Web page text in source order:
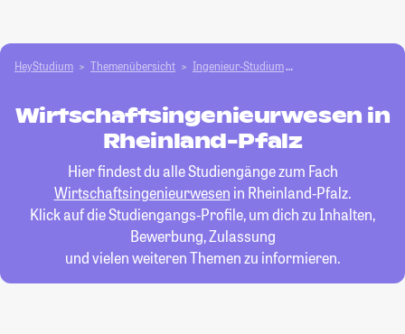
HeyStudium Themenübersicht Ingenieur-Studium
Wirtschaftsingenieurwesen in
Rheinland-Pfalz
Hier findest du alle Studiengänge zum Fach
Wirtschaftsingenieurwesen in Rheinland-Pfalz.
Klick auf die Studiengangs-Profile, um dich zu Inhalten,
Bewerbung, Zulassung
und vielen weiteren Themen zu informieren.